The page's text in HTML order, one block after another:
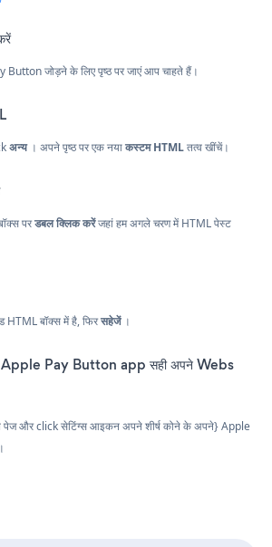
Button जोड़ने के लिए पृष्ठ पर जाएं आप चाहते हैं।
अन्य। अपने पृष्ठ पर एक नयाकस्टम HTMLतत्व खींचें।
परडबल क्लिक करेंजहां हम अगले चरण में HTML पेस्ट
HTML बॉक्स में है, फिरसहेजें।
Pay Button app सही अपने Webs
पेज और click सेटिंग्स आइकनअपने शीर्ष कोने के अपने} Apple